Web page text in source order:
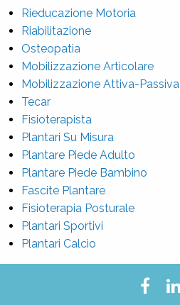
Rieducazione Motoria
Riabilitazione
Osteopatia
Mobilizzazione Articolare
Mobilizzazione Attiva-Passiva
Tecar
Fisioterapista
Plantari Su Misura
Plantare Piede Adulto
Plantare Piede Bambino
Fascite Plantare
Fisioterapia Posturale
Plantari Sportivi
Plantari Calcio